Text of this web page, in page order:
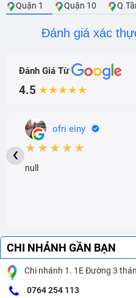
Quận 1 Quận 10
Đánh giá xác
Đánh Giá Từ
4.5 ★★★★★
ofri einy
★★★★★
null
‹
CHI NHÁNH GẦN BẠN
Chi nhánh 1. 1E Đường 3
0764 254 113